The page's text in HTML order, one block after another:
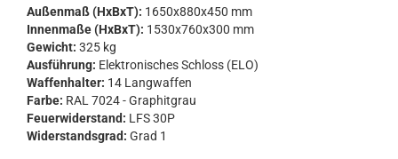
Au­ßen­maß (HxBxT): 1650x880x450 mm
In­nen­ma­ße (HxBxT): 1530x760x300 mm
Ge­wicht: 325 kg
Aus­füh­rung: Elek­tro­ni­sches Schloss (ELO)
Waf­fen­hal­ter: 14 Lang­waf­fen
Farbe: RAL 7024 - Gra­phit­grau
Feu­er­wi­der­stand: LFS 30P
Wi­der­stands­grad: Grad 1